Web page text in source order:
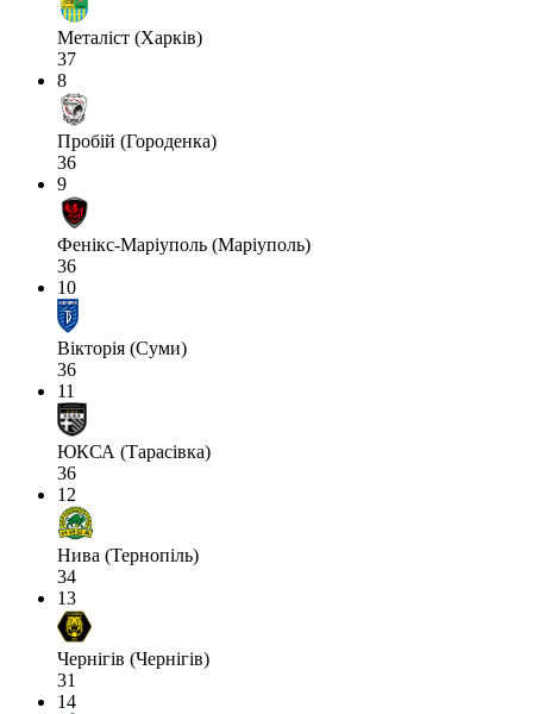
Металіст (Харків)
37
8
Пробій (Городенка)
36
9
Фенікс-Маріуполь (Маріуполь)
36
10
Вікторія (Суми)
36
11
ЮКСА (Тарасівка)
36
12
Нива (Тернопіль)
34
13
Чернігів (Чернігів)
31
14